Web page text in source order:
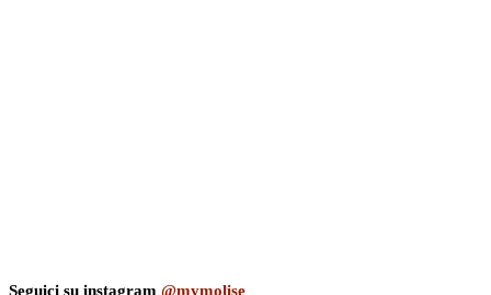
Seguici su instagram @mymolise